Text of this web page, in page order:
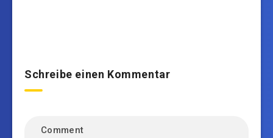
Schreibe einen Kommentar